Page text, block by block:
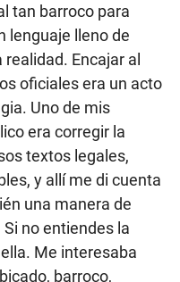
tan barroco para
lenguaje lleno de
Encajar al
oficiales era un acto
Uno de mis
era corregir la
textos legales,
y allí me di cuenta
una manera de
no entiendes la
Me interesaba
barroco,